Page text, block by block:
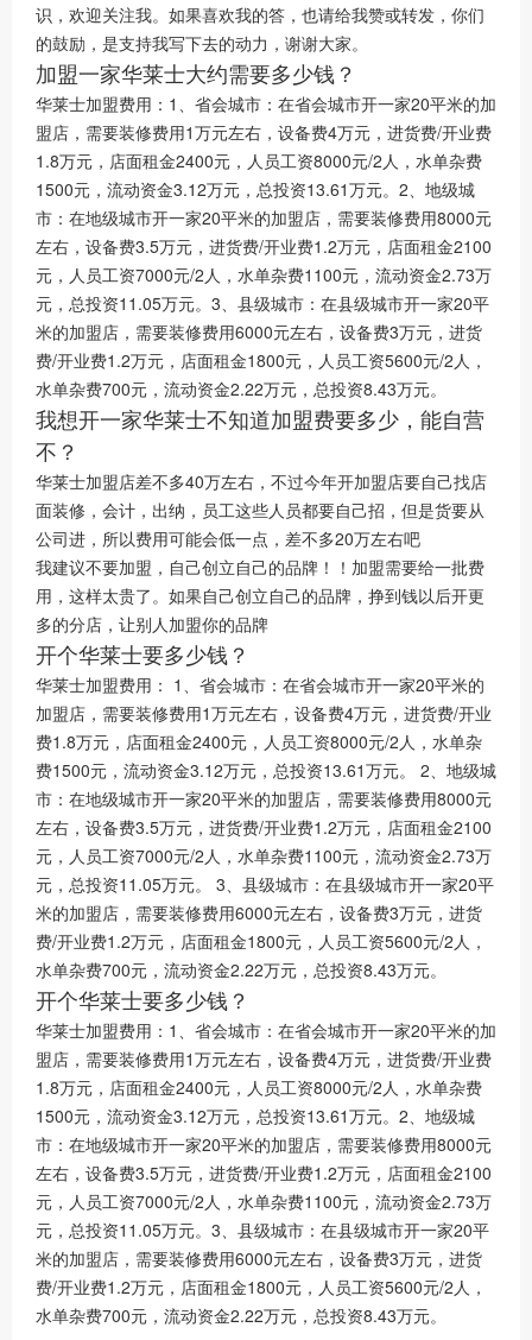
识，欢迎关注我。如果喜欢我的答，也请给我赞或转发，你们
的鼓励，是支持我写下去的动力，谢谢大家。
加盟一家华莱士大约需要多少钱？
华莱士加盟费用：1、省会城市：在省会城市开一家20平米的加
盟店，需要装修费用1万元左右，设备费4万元，进货费/开业费
1.8万元，店面租金2400元，人员工资8000元/2人，水单杂费
1500元，流动资金3.12万元，总投资13.61万元。2、地级城
市：在地级城市开一家20平米的加盟店，需要装修费用8000元
左右，设备费3.5万元，进货费/开业费1.2万元，店面租金2100
元，人员工资7000元/2人，水单杂费1100元，流动资金2.73万
元，总投资11.05万元。3、县级城市：在县级城市开一家20平
米的加盟店，需要装修费用6000元左右，设备费3万元，进货
费/开业费1.2万元，店面租金1800元，人员工资5600元/2人，
水单杂费700元，流动资金2.22万元，总投资8.43万元。
我想开一家华莱士不知道加盟费要多少，能自营
不？
华莱士加盟店差不多40万左右，不过今年开加盟店要自己找店
面装修，会计，出纳，员工这些人员都要自己招，但是货要从
公司进，所以费用可能会低一点，差不多20万左右吧
我建议不要加盟，自己创立自己的品牌！！加盟需要给一批费
用，这样太贵了。如果自己创立自己的品牌，挣到钱以后开更
多的分店，让别人加盟你的品牌
开个华莱士要多少钱？
华莱士加盟费用： 1、省会城市：在省会城市开一家20平米的
加盟店，需要装修费用1万元左右，设备费4万元，进货费/开业
费1.8万元，店面租金2400元，人员工资8000元/2人，水单杂
费1500元，流动资金3.12万元，总投资13.61万元。 2、地级城
市：在地级城市开一家20平米的加盟店，需要装修费用8000元
左右，设备费3.5万元，进货费/开业费1.2万元，店面租金2100
元，人员工资7000元/2人，水单杂费1100元，流动资金2.73万
元，总投资11.05万元。 3、县级城市：在县级城市开一家20平
米的加盟店，需要装修费用6000元左右，设备费3万元，进货
费/开业费1.2万元，店面租金1800元，人员工资5600元/2人，
水单杂费700元，流动资金2.22万元，总投资8.43万元。
开个华莱士要多少钱？
华莱士加盟费用：1、省会城市：在省会城市开一家20平米的加
盟店，需要装修费用1万元左右，设备费4万元，进货费/开业费
1.8万元，店面租金2400元，人员工资8000元/2人，水单杂费
1500元，流动资金3.12万元，总投资13.61万元。2、地级城
市：在地级城市开一家20平米的加盟店，需要装修费用8000元
左右，设备费3.5万元，进货费/开业费1.2万元，店面租金2100
元，人员工资7000元/2人，水单杂费1100元，流动资金2.73万
元，总投资11.05万元。3、县级城市：在县级城市开一家20平
米的加盟店，需要装修费用6000元左右，设备费3万元，进货
费/开业费1.2万元，店面租金1800元，人员工资5600元/2人，
水单杂费700元，流动资金2.22万元，总投资8.43万元。